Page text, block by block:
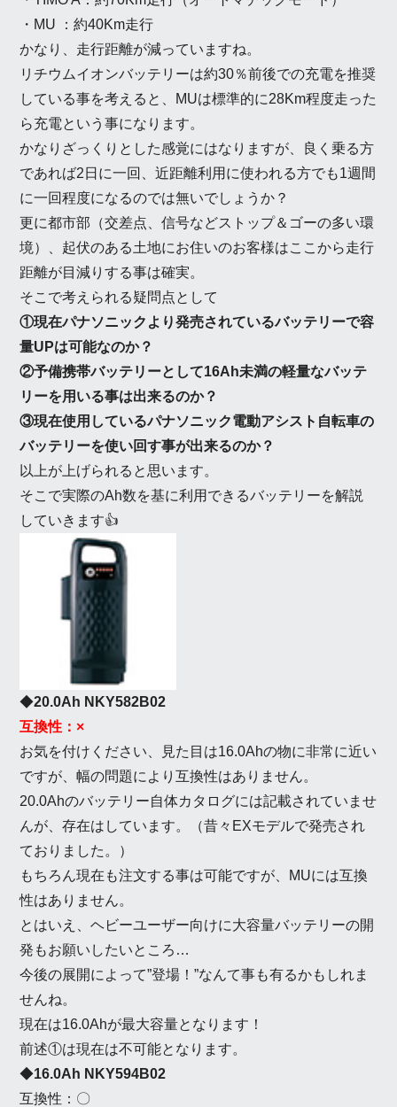
・MU ：約40Km走行
かなり、走行距離が減っていますね。
リチウムイオンバッテリーは約30％前後での充電を推奨
している事を考えると、MUは標準的に28Km程度走った
ら充電という事になります。
かなりざっくりとした感覚にはなりますが、良く乗る方
であれば2日に一回、近距離利用に使われる方でも1週間
に一回程度になるのでは無いでしょうか？
更に都市部（交差点、信号などストップ＆ゴーの多い環
境）、起伏のある土地にお住いのお客様はここから走行
距離が目減りする事は確実。
そこで考えられる疑問点として
①現在パナソニックより発売されているバッテリーで容
量UPは可能なのか？
②予備携帯バッテリーとして16Ah未満の軽量なバッテ
リーを用いる事は出来るのか？
③現在使用しているパナソニック電動アシスト自転車の
バッテリーを使い回す事が出来るのか？
以上が上げられると思います。
そこで実際のAh数を基に利用できるバッテリーを解説
していきます👍
◆20.0Ah NKY582B02
互換性：×
お気を付けください、見た目は16.0Ahの物に非常に近い
ですが、幅の問題により互換性はありません。
20.0Ahのバッテリー自体カタログには記載されていませ
んが、存在はしています。（昔々EXモデルで発売され
ておりました。）
もちろん現在も注文する事は可能ですが、MUには互換
性はありません。
とはいえ、ヘビーユーザー向けに大容量バッテリーの開
発もお願いしたいところ…
今後の展開によって”登場！”なんて事も有るかもしれま
せんね。
現在は16.0Ahが最大容量となります！
前述①は現在は不可能となります。
◆16.0Ah NKY594B02
互換性：〇